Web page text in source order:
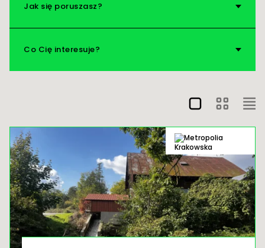
Nad wodę!
Jak się poruszasz?
Co Cię interesuje?